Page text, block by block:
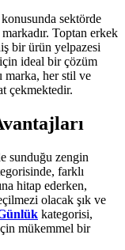
sektörde
Toptan erkek
bir ürün yelpazesi
ideal bir çözüm
marka, her stil ve
çekmektedir.
sunduğu zengin
farklı
hitap ederken,
olacak şık ve
kategorisi,
mükemmel bir